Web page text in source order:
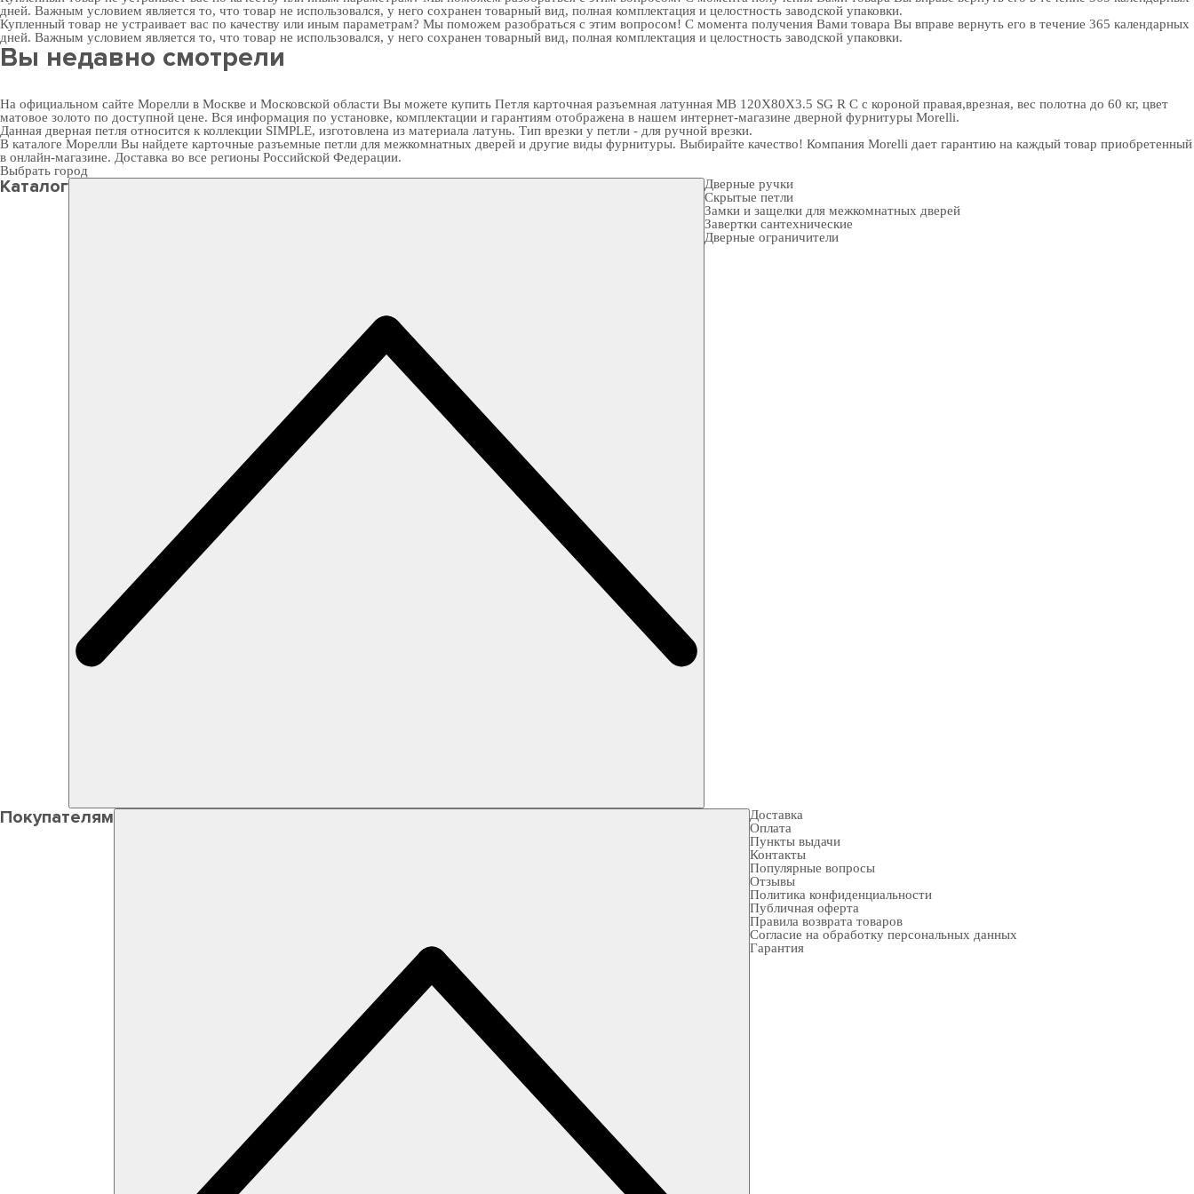
дней. Важным условием является то, что товар не использовался, у него сохранен товарный вид, полная комплектация и целостность заводской упаковки.
Купленный товар не устраивает вас по качеству или иным параметрам? Мы поможем разобраться с этим вопросом! С момента получения Вами товара Вы вправе вернуть его в течение 365 календарных
дней. Важным условием является то, что товар не использовался, у него сохранен товарный вид, полная комплектация и целостность заводской упаковки.
Вы недавно смотрели
На официальном сайте Морелли в Москве и Московской области Вы можете купить Петля карточная разъемная латунная MB 120X80X3.5 SG R C с короной правая,врезная, вес полотна до 60 кг, цвет
матовое золото по доступной цене. Вся информация по установке, комплектации и гарантиям отображена в нашем интернет-магазине дверной фурнитуры Morelli.
Данная дверная петля относится к коллекции SIMPLE, изготовлена из материала латунь. Тип врезки у петли - для ручной врезки.
В каталоге Морелли Вы найдете карточные разъемные петли для межкомнатных дверей и другие виды фурнитуры. Выбирайте качество! Компания Morelli дает гарантию на каждый товар приобретенный
в онлайн-магазине. Доставка во все регионы Российской Федерации.
Выбрать город
Каталог
Дверные ручки
Скрытые петли
Замки и защелки для межкомнатных дверей
Завертки сантехнические
Дверные ограничители
Покупателям
Доставка
Оплата
Пункты выдачи
Контакты
Популярные вопросы
Отзывы
Политика конфиденциальности
Публичная оферта
Правила возврата товаров
Согласие на обработку персональных данных
Гарантия